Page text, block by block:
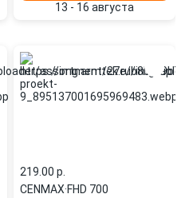
13 - 16 августа
219.00 p.
CENMAX·FHD 700